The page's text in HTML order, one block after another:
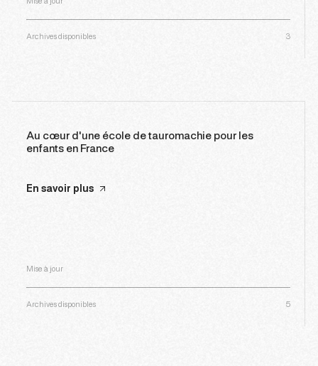
Mise à jour
Archives disponibles 3
Au cœur d'une école de tauromachie pour les
enfants en France
En savoir plus
Mise à jour
Archives disponibles 5